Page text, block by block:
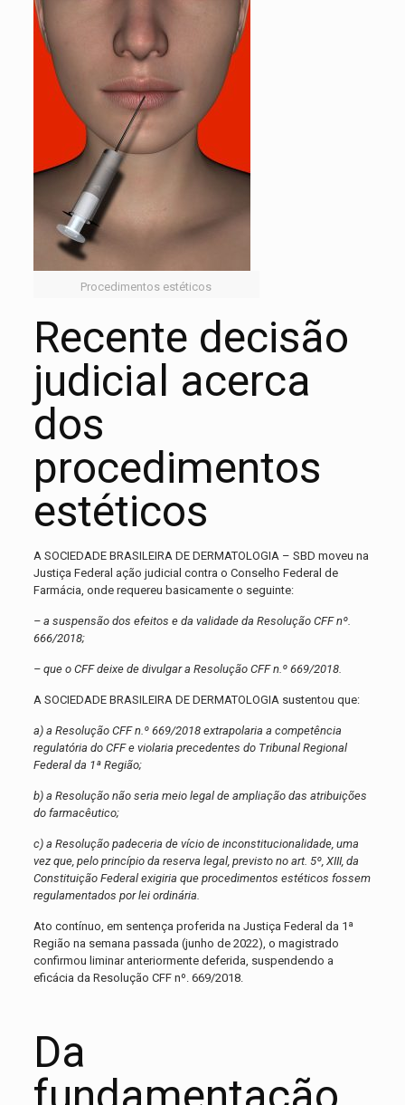
Procedimentos estéticos
Recente decisão
judicial acerca
dos
procedimentos
estéticos
A SOCIEDADE BRASILEIRA DE DERMATOLOGIA – SBD moveu na
Justiça Federal ação judicial contra o Conselho Federal de
Farmácia, onde requereu basicamente o seguinte:
– a suspensão dos efeitos e da validade da Resolução CFF nº.
666/2018;
– que o CFF deixe de divulgar a Resolução CFF n.º 669/2018.
A SOCIEDADE BRASILEIRA DE DERMATOLOGIA sustentou que:
a) a Resolução CFF n.º 669/2018 extrapolaria a competência
regulatória do CFF e violaria precedentes do Tribunal Regional
Federal da 1ª Região;
b) a Resolução não seria meio legal de ampliação das atribuições
do farmacêutico;
c) a Resolução padeceria de vício de inconstitucionalidade, uma
vez que, pelo princípio da reserva legal, previsto no art. 5º, XIII, da
Constituição Federal exigiria que procedimentos estéticos fossem
regulamentados por lei ordinária.
Ato contínuo, em sentença proferida na Justiça Federal da 1ª
Região na semana passada (junho de 2022), o magistrado
confirmou liminar anteriormente deferida, suspendendo a
eficácia da Resolução CFF nº. 669/2018.
Da